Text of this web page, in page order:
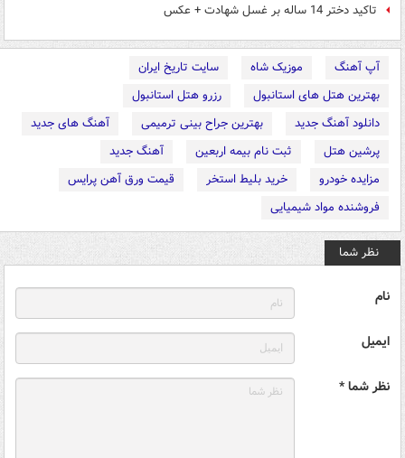
تاکید دختر 14 ساله بر غسل شهادت + عکس
آپ آهنگ موزیک شاه
سایت تاریخ ایران
بهترین هتل های استانبول
رزرو هتل استانبول
دانلود آهنگ جدید
بهترین جراح بینی ترمیمی
آهنگ های جدید
پرشین هتل
ثبت نام بیمه اربعین
آهنگ جدید
مزایده خودرو
خرید بلیط استخر
قیمت ورق آهن پرایس
فروشنده مواد شیمیایی
نظر شما
نام
ایمیل
نظر شما *